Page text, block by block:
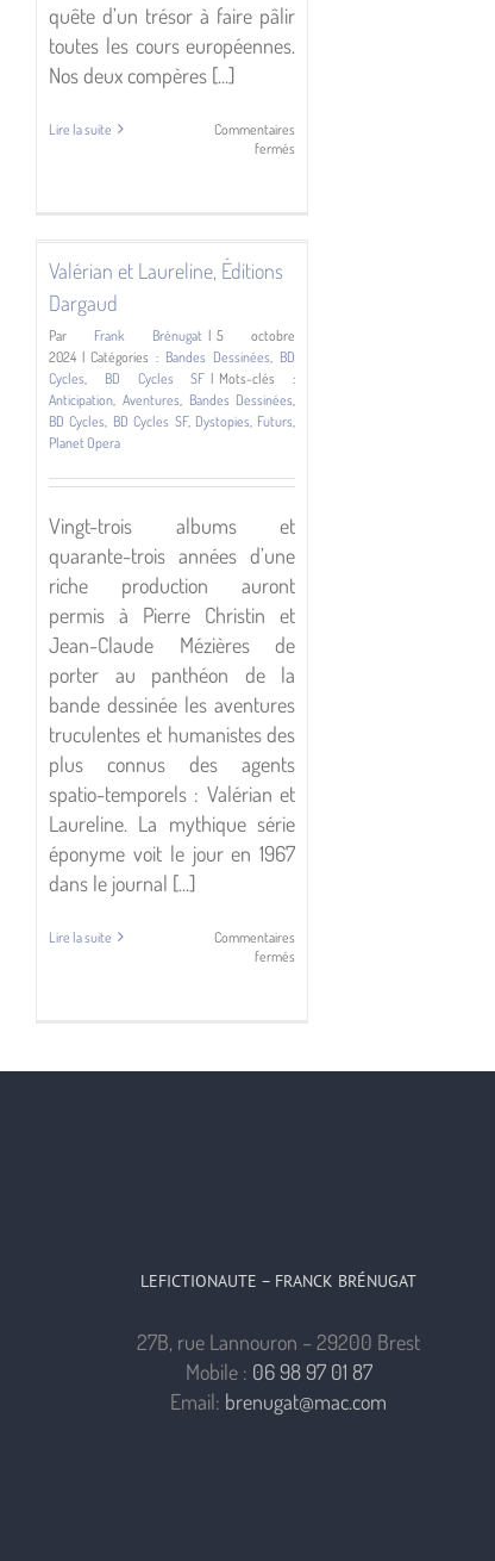
quête d’un trésor à faire pâlir
toutes les cours européennes.
Nos deux compères [...]
Lire la suite
Commentaires
fermés
Valérian et Laureline, Éditions
Dargaud
Par Frank Brénugat | 5 octobre
2024 | Catégories : Bandes Dessinées BD
Cycles
BD Cycles SF | Mots-clés :
Anticipation Aventures, Bandes Dessinées
BD Cycles BD Cycles SF, Dystopies, Futurs
Planet Opera
Vingt-trois albums et
quarante-trois années d’une
riche production auront
permis à Pierre Christin et
Jean-Claude Mézières de
porter au panthéon de la
bande dessinée les aventures
truculentes et humanistes des
plus connus des agents
spatio-temporels : Valérian et
Laureline. La mythique série
éponyme voit le jour en 1967
dans le journal [...]
Lire la suite
Commentaires
fermés
LEFICTIONAUTE – FRANCK BRÉNUGAT
27B, rue Lannouron – 29200 Brest
Mobile : 06 98 97 01 87
Email: brenugat@mac.com